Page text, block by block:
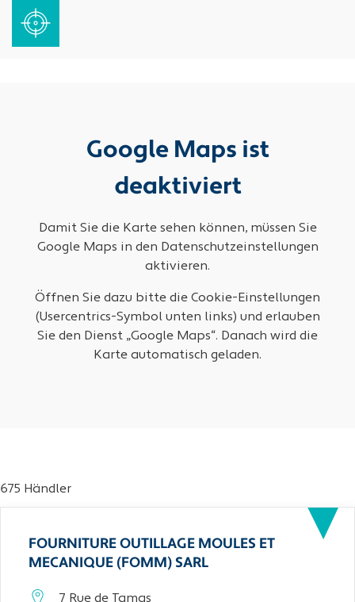
Google Maps ist
deaktiviert
Damit Sie die Karte sehen können, müssen Sie
Google Maps in den Datenschutzeinstellungen
aktivieren.
Öffnen Sie dazu bitte die Cookie-Einstellungen
(Usercentrics-Symbol unten links) und erlauben
Sie den Dienst „Google Maps“. Danach wird die
Karte automatisch geladen.
675 Händler
FOURNITURE OUTILLAGE MOULES ET
MECANIQUE (FOMM) SARL
7 Rue de Tamas